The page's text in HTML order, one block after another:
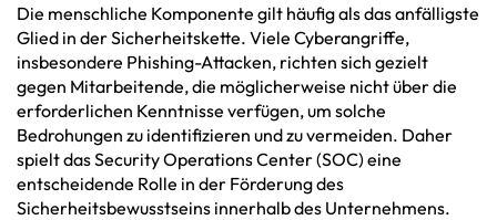
Die menschliche Komponente gilt häufig als das anfälligste
Glied in der Sicherheitskette. Viele Cyberangriffe,
insbesondere Phishing-Attacken, richten sich gezielt
gegen Mitarbeitende, die möglicherweise nicht über die
erforderlichen Kenntnisse verfügen, um solche
Bedrohungen zu identifizieren und zu vermeiden. Daher
spielt das Security Operations Center (SOC) eine
entscheidende Rolle in der Förderung des
Sicherheitsbewusstseins innerhalb des Unternehmens.